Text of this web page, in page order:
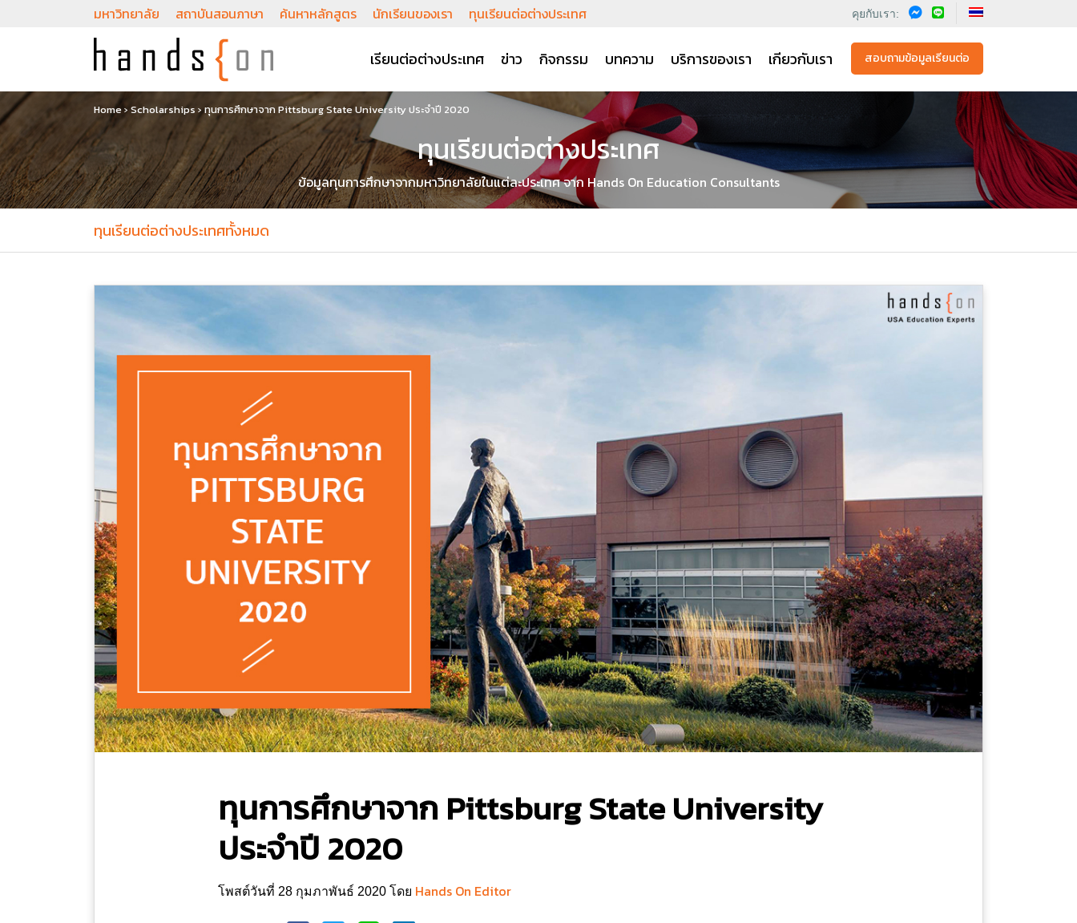
มหาวิทยาลัย สถาบันสอนภาษา ค้นหาหลักสูตร นักเรียนของเรา ทุนเรียนต่อต่างประเทศ คุยกับเรา:
เรียนต่อต่างประเทศ ข่าว กิจกรรม บทความ บริการของเรา เกียวกับเรา สอบถามข้อมูลเรียนต่อ
Home› Scholarships ›ทุนการศึกษาจาก Pittsburg State University ประจำปี 2020
ทุนเรียนต่อต่างประเทศ
ข้อมูลทุนการศึกษาจากมหาวิทยาลัยในแต่ละประเทศ จาก Hands On Education Consultants
ทุนเรียนต่อต่างประเทศทั้งหมด
ทุนการศึกษาจาก Pittsburg State University
ประจำปี 2020
โพสต์วันที่ 28 กุมภาพันธ์ 2020 โดย Hands On Editor